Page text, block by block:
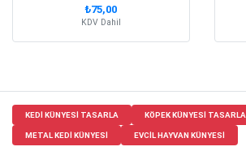
₺75,00
KDV Dahil
KEDI KÜNYESI TASARLA KÖPEK KÜNYESI TASARLA
METAL KEDI KÜNYESI EVCIL HAYVAN KÜNYESI